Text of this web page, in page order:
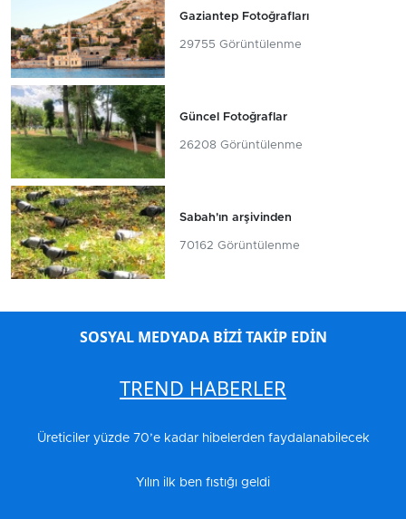
Gaziantep Fotoğrafları
29755 Görüntülenme
Güncel Fotoğraflar
26208 Görüntülenme
Sabah'ın arşivinden
70162 Görüntülenme
SOSYAL MEDYADA BİZİ TAKİP EDİN
TREND HABERLER
Üreticiler yüzde 70’e kadar hibelerden faydalanabilecek
Yılın ilk ben fıstığı geldi